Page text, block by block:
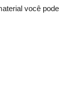
você pode